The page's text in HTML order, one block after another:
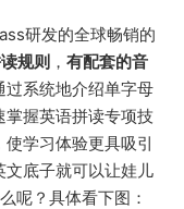
研发的全球畅销的
规则 ， 有配套的音
过系统地介绍单字母
握英语拼读专项技
学习体验更具吸引
文底子就可以让娃儿
呢？具体看下图：